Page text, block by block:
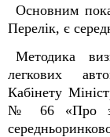
Основним
Перелік, є
Методика
легкових
Кабінету
№ 66 «Про